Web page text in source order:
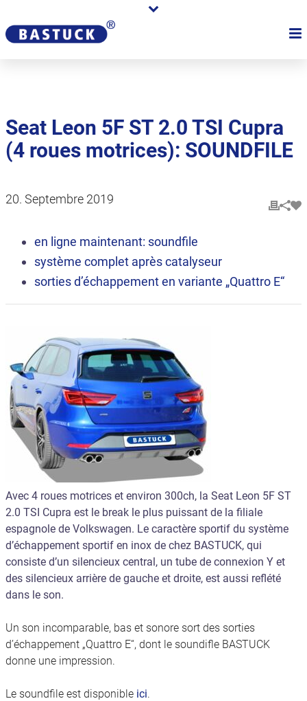
Seat Leon 5F ST 2.0 TSI Cupra
(4 roues motrices): SOUNDFILE
20. Septembre 2019
en ligne maintenant: soundfile
système complet après catalyseur
sorties d’échappement en variante „Quattro E“
Avec 4 roues motrices et environ 300ch, la Seat Leon 5F ST
2.0 TSI Cupra est le break le plus puissant de la filiale
espagnole de Volkswagen. Le caractère sportif du système
d’échappement sportif en inox de chez BASTUCK, qui
consiste d’un silencieux central, un tube de connexion Y et
des silencieux arrière de gauche et droite, est aussi reflété
dans le son.
Un son incomparable, bas et sonore sort des sorties
d’échappement „Quattro E“, dont le soundifle BASTUCK
donne une impression.
Le soundfile est disponible ici.